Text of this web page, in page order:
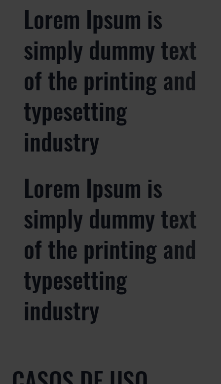
Lorem Ipsum is
simply dummy text
of the printing and
typesetting
industry
Lorem Ipsum is
simply dummy text
of the printing and
typesetting
industry